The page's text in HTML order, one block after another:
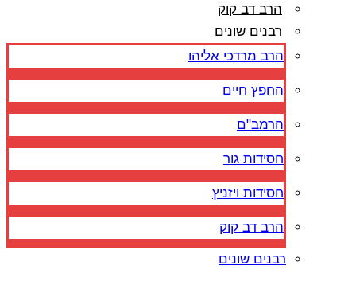
הרב דב קוק
רבנים שונים
הרב מרדכי אליהו
החפץ חיים
הרמב"ם
חסידות גור
חסידות ויזניץ
הרב דב קוק
רבנים שונים